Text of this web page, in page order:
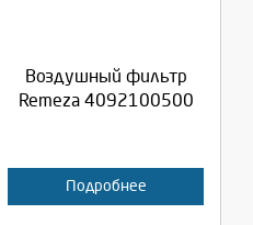
Воздушный фильтр
Remeza 4092100500
Подробнее
Отмена